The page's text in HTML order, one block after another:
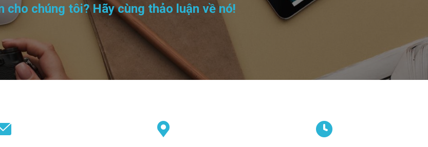
cho chúng tôi? Hãy cùng thảo luận về nó!